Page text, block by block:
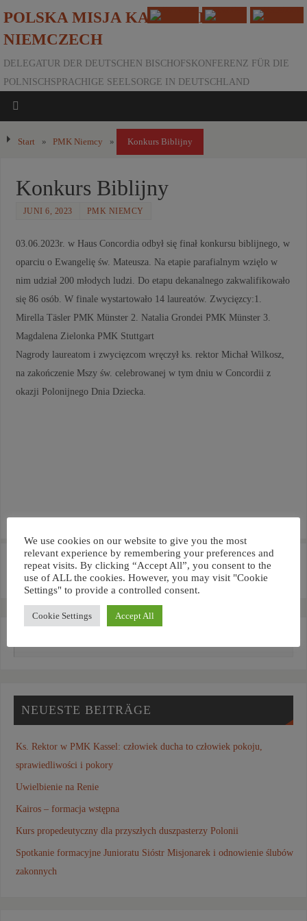
POLSKA MISJA KATOLICKA W
NIEMCZECH
DELEGATUR DER DEUTSCHEN BISCHOFSKONFERENZ FÜR DIE
POLNISCHSPRACHIGE SEELSORGE IN DEUTSCHLAND
Start » PMK Niemcy » Konkurs Biblijny
Konkurs Biblijny
JUNI 6, 2023 PMK NIEMCY
03.06.2023r. w Haus Concordia odbył się finał konkursu biblijnego, w
oparciu o Ewangelię św. Mateusza. Na etapie parafialnym wzięlo w
nim udział 200 młodych ludzi. Do etapu dekanalnego zakwalifikowało
się 86 osób. W finale wystartowało 14 laureatów. Zwycięzcy:1.
Mirella Täsler PMK Münster 2. Natalia Grondei PMK Münster 3.
Magdalena Zielonka PMK Stuttgart
Nagrody laureatom i zwycięzcom wręczył ks. rektor Michał Wilkosz,
na zakończenie Mszy św. celebrowanej w tym dniu w Concordii z
okazji Polonijnego Dnia Dziecka.
Obrady rektorów
duszpasterstw różnych języków
w Niemczech
Jubileusz PMK Kassel
NEUESTE BEITRÄGE
Ks. Rektor w PMK Kassel: człowiek ducha to człowiek pokoju,
sprawiedliwości i pokory
Uwielbienie na Renie
Kairos – formacja wstępna
Kurs propedeutyczny dla przyszłych duszpasterzy Polonii
Spotkanie formacyjne Junioratu Sióstr Misjonarek i odnowienie ślubów
zakonnych
We use cookies on our website to give you the most
relevant experience by remembering your preferences and
repeat visits. By clicking “Accept All”, you consent to the
use of ALL the cookies. However, you may visit "Cookie
Settings" to provide a controlled consent.
Cookie Settings Accept All